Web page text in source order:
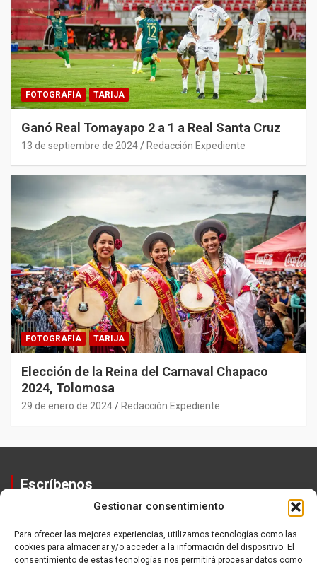
Gestionar consentimiento
Para ofrecer las mejores experiencias, utilizamos tecnologías como las
cookies para almacenar y/o acceder a la información del dispositivo. El
consentimiento de estas tecnologías nos permitirá procesar datos como
FOTOGRAFÍA TARIJA
Ganó Real Tomayapo 2 a 1 a Real Santa Cruz
13 de septiembre de 2024 Redacción Expediente
FOTOGRAFÍA TARIJA
Elección de la Reina del Carnaval Chapaco
2024, Tolomosa
29 de enero de 2024 Redacción Expediente
Escríbenos
Equipo
Política de Privacidad